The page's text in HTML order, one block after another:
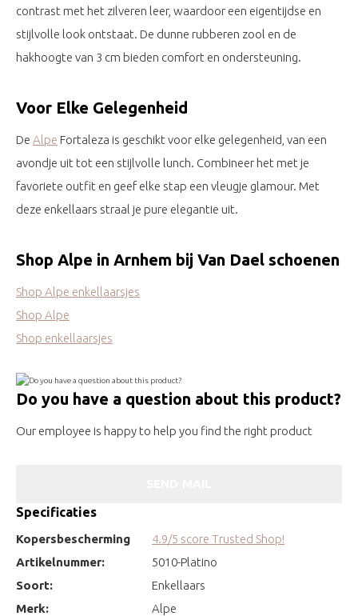
contrast met het zilveren leer, waardoor een eigentijdse en
stijlvolle look ontstaat. De dunne rubberen zool en de
hakhoogte van 3 cm bieden comfort en ondersteuning.
Voor Elke Gelegenheid
De Alpe Fortaleza is geschikt voor elke gelegenheid, van een
avondje uit tot een stijlvolle lunch. Combineer het met je
favoriete outfit en geef elke stap een vleugje glamour. Met
deze enkellaars straal je pure elegantie uit.
Shop Alpe in Arnhem bij Van Dael schoenen
Shop Alpe enkellaarsjes
Shop Alpe
Shop enkellaarsjes
Do you have a question about this product?
Our employee is happy to help you find the right product
Specificaties
Kopersbescherming
4.9/5 score Trusted Shop!
Artikelnummer:
5010-Platino
Soort:
Enkellaars
Merk:
Alpe